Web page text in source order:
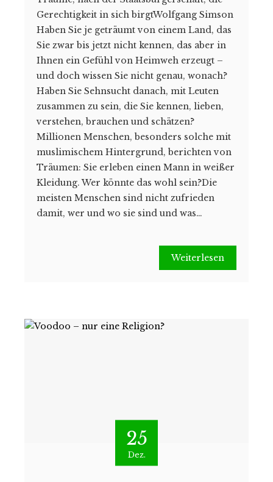
Gerechtigkeit in sich birgtWolfgang Simson
Haben Sie je geträumt von einem Land, das
Sie zwar bis jetzt nicht kennen, das aber in
Ihnen ein Gefühl von Heimweh erzeugt –
und doch wissen Sie nicht genau, wonach?
Haben Sie Sehnsucht danach, mit Leuten
zusammen zu sein, die Sie kennen, lieben,
verstehen, brauchen und schätzen?
Millionen Menschen, besonders solche mit
muslimischem Hintergrund, berichten von
Träumen: Sie erleben einen Mann in weißer
Kleidung. Wer könnte das wohl sein?Die
meisten Menschen sind nicht zufrieden
damit, wer und wo sie sind und was…
Weiterlesen
25
Dez.